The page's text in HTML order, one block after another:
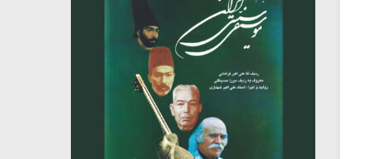
میکلوش روژا